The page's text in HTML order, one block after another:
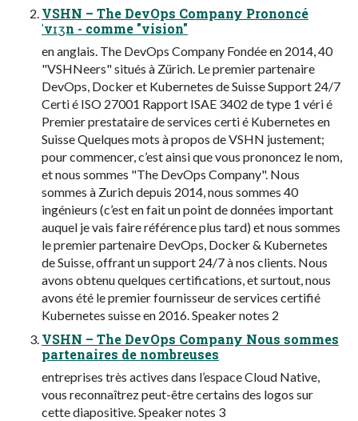
VSHN – The DevOps Company Prononcé
ˈvɪʒn - comme "vision"
en anglais. The DevOps Company Fondée en 2014, 40
"VSHNeers" situés à Zürich. Le premier partenaire
DevOps, Docker et Kubernetes de Suisse Support 24/7
Certi é ISO 27001 Rapport ISAE 3402 de type 1 véri é
Premier prestataire de services certi é Kubernetes en
Suisse Quelques mots à propos de VSHN justement;
pour commencer, c’est ainsi que vous prononcez le nom,
et nous sommes "The DevOps Company". Nous
sommes à Zurich depuis 2014, nous sommes 40
ingénieurs (c’est en fait un point de données important
auquel je vais faire référence plus tard) et nous sommes
le premier partenaire DevOps, Docker & Kubernetes
de Suisse, offrant un support 24/7 à nos clients. Nous
avons obtenu quelques certifications, et surtout, nous
avons été le premier fournisseur de services certifié
Kubernetes suisse en 2016. Speaker notes 2
VSHN – The DevOps Company Nous sommes
partenaires de nombreuses
entreprises très actives dans l’espace Cloud Native,
vous reconnaîtrez peut-être certains des logos sur
cette diapositive. Speaker notes 3